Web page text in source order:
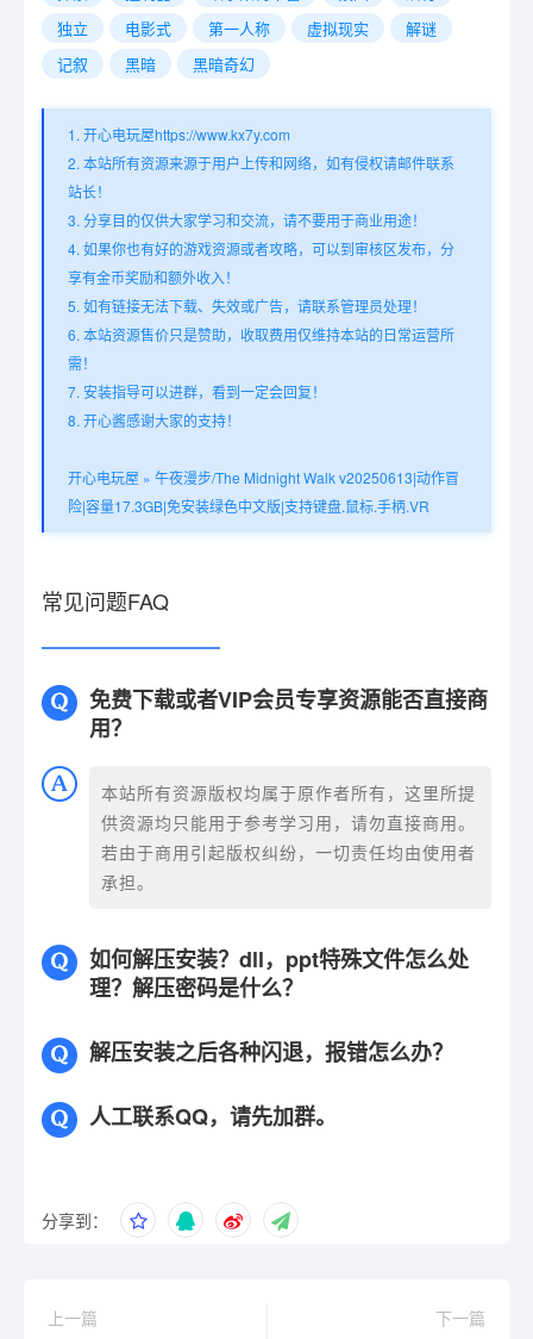
独立
电影式 第一人称 虚拟现实
解谜
记叙
黑暗 黑暗奇幻
1. 开心电玩屋https://www.kx7y.com
2. 本站所有资源来源于用户上传和网络，如有侵权请邮件联系
站长！
3. 分享目的仅供大家学习和交流，请不要用于商业用途！
4. 如果你也有好的游戏资源或者攻略，可以到审核区发布，分
享有金币奖励和额外收入！
5. 如有链接无法下载、失效或广告，请联系管理员处理！
6. 本站资源售价只是赞助，收取费用仅维持本站的日常运营所
需！
7. 安装指导可以进群，看到一定会回复！
8. 开心酱感谢大家的支持！
开心电玩屋 » 午夜漫步/The Midnight Walk v20250613|动作冒
险|容量17.3GB|免安装绿色中文版|支持键盘.鼠标.手柄.VR
常见问题FAQ
免费下载或者VIP会员专享资源能否直接商
用？
本站所有资源版权均属于原作者所有，这里所提
供资源均只能用于参考学习用，请勿直接商用。
若由于商用引起版权纠纷，一切责任均由使用者
承担。
如何解压安装？dll，ppt特殊文件怎么处
理？解压密码是什么？
解压安装之后各种闪退，报错怎么办？
人工联系QQ，请先加群。
分享到：
上一篇
下一篇